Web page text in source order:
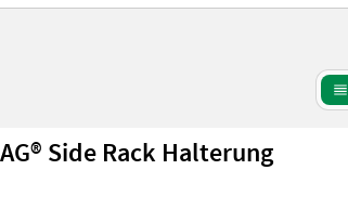
Side Rack Halterung